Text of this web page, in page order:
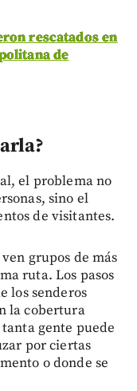
rescatados en
de
el problema no
sino el
de visitantes.
grupos de más
ruta. Los pasos
los senderos
la cobertura
gente puede
por ciertas
o donde se